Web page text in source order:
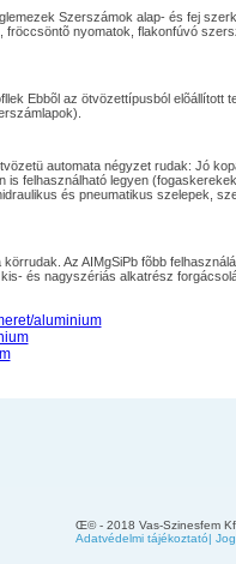
Szerszámok alap- és fej
fröccsöntõ nyomatok, flakonfúvó
Ebbõl az ötvözettípusból elõállított
automata négyzet rudak: Jó
is felhasználható legyen
és pneumatikus szelepek,
Az AIMgSiPb fõbb
és nagyszériás alkatrész
aluminium
Œ© - 2018 Vas-Szinesfem
Adatvédelmi tájékoztató|